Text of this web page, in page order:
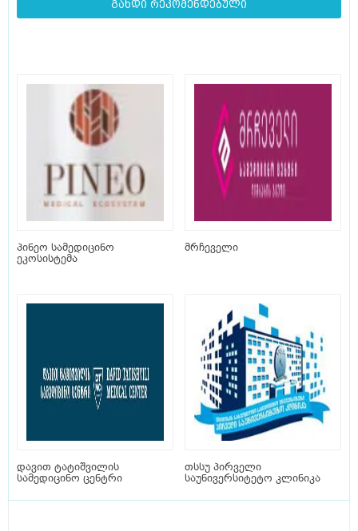
გახდი რეკომენდებული
პინეო სამედიცინო
ეკოსისტემა
მრჩეველი
დავით ტატიშვილის
სამედიცინო ცენტრი
თსსუ პირველი
საუნივერსიტეტო კლინიკა